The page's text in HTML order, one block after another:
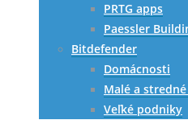
PRTG apps
Paessler
Bitdefender
Domácnosti
Malé a
Veľké podniky